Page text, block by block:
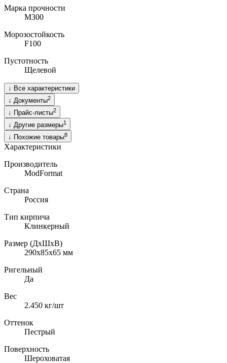
Марка прочности
M300
Морозостойкость
F100
Пустотность
Щелевой
↓ Все характеристики
↓ Документы2
↓ Прайс-листы2
↓ Другие размеры1
↓ Похожие товары8
Характеристики
Производитель
ModFormat
Страна
Россия
Тип кирпича
Клинкерный
Размер (ДхШхВ)
290x85х65 мм
Ригельный
Да
Вес
2.450 кг/шт
Оттенок
Пестрый
Поверхность
Шероховатая